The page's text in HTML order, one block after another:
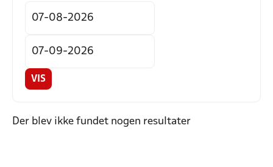
VIS
Der blev ikke fundet nogen resultater